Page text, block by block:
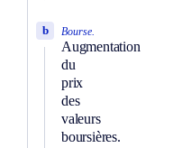
Bourse.
Augmentation
du
prix
des
valeurs
boursières.
b